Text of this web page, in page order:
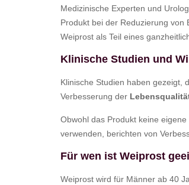
Medizinische Experten und
Produkt bei der Reduzierung
Weiprost als Teil eines
Klinische Studien und
Klinische Studien haben gezeigt,
Verbesserung der
Obwohl das Produkt keine
verwenden, berichten von
Für wen ist Weiprost
Weiprost wird für Männer ab 40